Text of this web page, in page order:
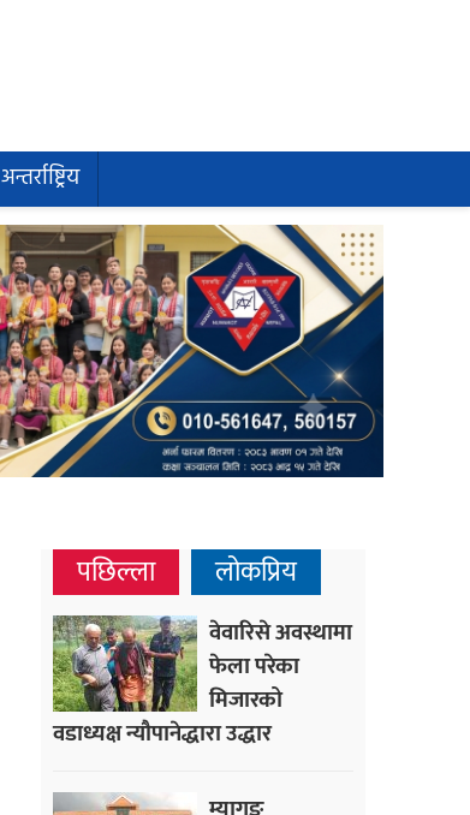
अन्तर्राष्ट्रिय
पछिल्ला लोकप्रिय
वेवारिसे अवस्थामा
फेला परेका
मिजारको
वडाध्यक्ष न्यौपानेद्धारा उद्धार